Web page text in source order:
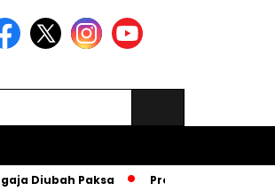
Paksa Proyek Iklan Bank BJB